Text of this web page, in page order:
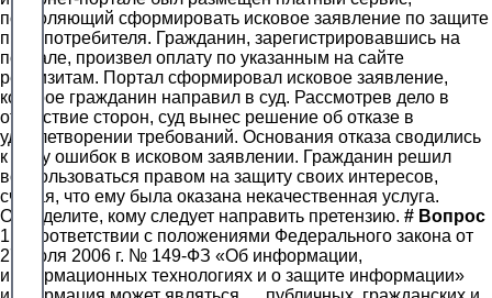
позволяющий сформировать исковое заявление по защите
прав потребителя. Гражданин, зарегистрировавшись на
портале, произвел оплату по указанным на сайте
реквизитам. Портал сформировал исковое заявление,
которое гражданин направил в суд. Рассмотрев дело в
отсутствие сторон, суд вынес решение об отказе в
удовлетворении требований. Основания отказа сводились
к ряду ошибок в исковом заявлении. Гражданин решил
воспользоваться правом на защиту своих интересов,
считая, что ему была оказана некачественная услуга.
Определите, кому следует направить претензию. # Вопрос
1 В соответствии с положениями Федерального закона от
27 июля 2006 г. № 149-ФЗ «Об информации,
информационных технологиях и о защите информации»